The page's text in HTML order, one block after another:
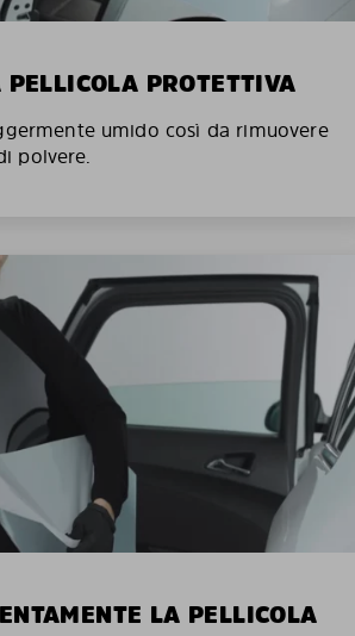
PROTETTIVA
umido così da rimuovere
polvere.
LA PELLICOLA